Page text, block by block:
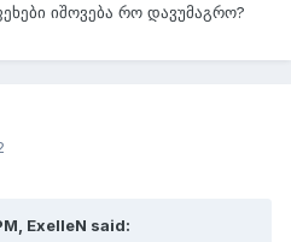
იშოვება რო დავუმაგრო?
ExelleN said: